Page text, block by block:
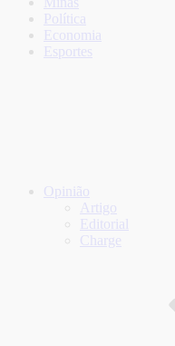
Política
Economia
Esportes
Opinião
Artigo
Editorial
Charge